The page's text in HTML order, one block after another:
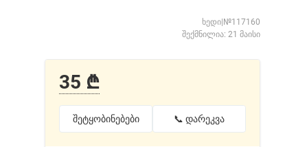
ხედი|№117160
შექმნილია: 21 მაისი
35 ₾
შეტყობინებები 📞 დარეკვა